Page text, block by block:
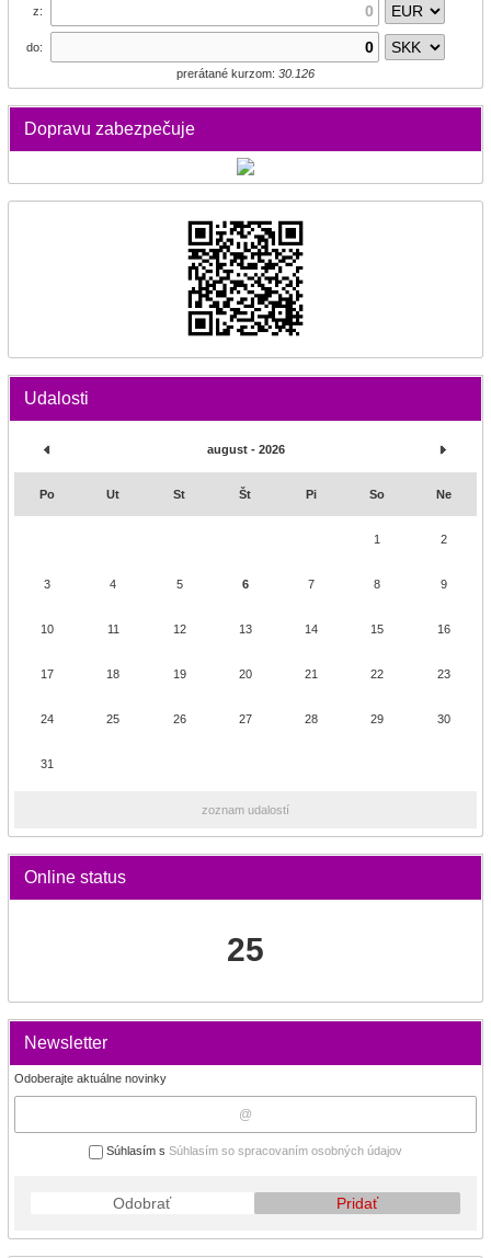
z:
do:
prerátané kurzom: 30.126
Dopravu zabezpečuje
Udalosti
august - 2026
Po Ut St Št Pi So Ne
1 2
3 4 5 6 7 8 9
10 11 12 13 14 15 16
17 18 19 20 21 22 23
24 25 26 27 28 29 30
31
zoznam udalostí
Online status
25
Newsletter
Odoberajte aktuálne novinky
Súhlasím s Súhlasím so spracovaním osobných údajov
Odobrať Pridať